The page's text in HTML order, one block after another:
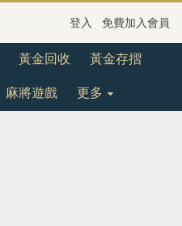
登入 免費加入會員
黃金回收 黃金存摺
麻將遊戲 更多